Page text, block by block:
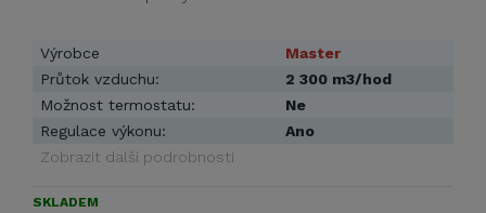
Výrobce
Master
Průtok vzduchu:
2 300 m3/hod
Možnost termostatu:
Ne
Regulace výkonu:
Ano
Zobrazit další podrobnosti
SKLADEM